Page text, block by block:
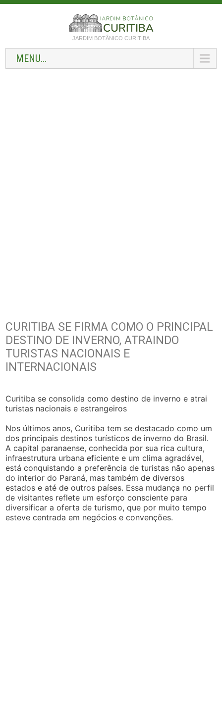
JARDIM BOTÂNICO CURITIBA
MENU...
CURITIBA SE FIRMA COMO O PRINCIPAL
DESTINO DE INVERNO, ATRAINDO
TURISTAS NACIONAIS E
INTERNACIONAIS
Curitiba se consolida como destino de inverno e atrai
turistas nacionais e estrangeiros
Nos últimos anos, Curitiba tem se destacado como um
dos principais destinos turísticos de inverno do Brasil.
A capital paranaense, conhecida por sua rica cultura,
infraestrutura urbana eficiente e um clima agradável,
está conquistando a preferência de turistas não apenas
do interior do Paraná, mas também de diversos
estados e até de outros países. Essa mudança no perfil
de visitantes reflete um esforço consciente para
diversificar a oferta de turismo, que por muito tempo
esteve centrada em negócios e convenções.